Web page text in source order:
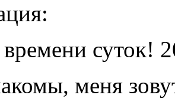
суток!
меня